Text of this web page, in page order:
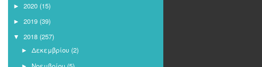
► 2020 (15)
► 2019 (39)
▼ 2018 (257)
► Δεκεμβρίου (2)